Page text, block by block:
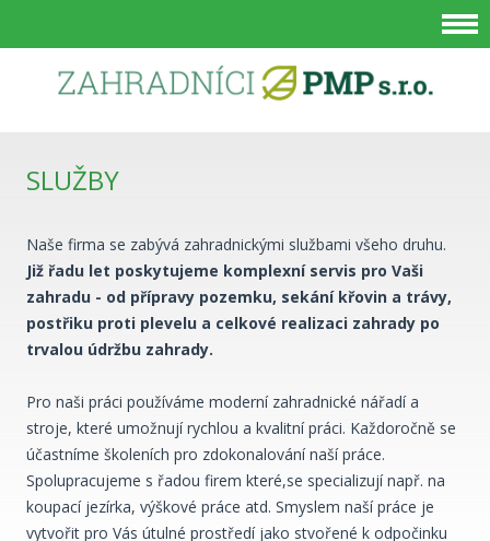
JSTE ZDE
SLUŽBY
Naše firma se zabývá zahradnickými službami všeho druhu.
Již řadu let poskytujeme komplexní servis pro Vaši
zahradu - od přípravy pozemku, sekání křovin a trávy,
postřiku proti plevelu a celkové realizaci zahrady po
trvalou údržbu zahrady.
Pro naši práci používáme moderní zahradnické nářadí a
stroje, které umožnují rychlou a kvalitní práci. Každoročně se
účastníme školeních pro zdokonalování naší práce.
Spolupracujeme s řadou firem které,se specializují např. na
koupací jezírka, výškové práce atd. Smyslem naší práce je
vytvořit pro Vás útulné prostředí jako stvořené k odpočinku